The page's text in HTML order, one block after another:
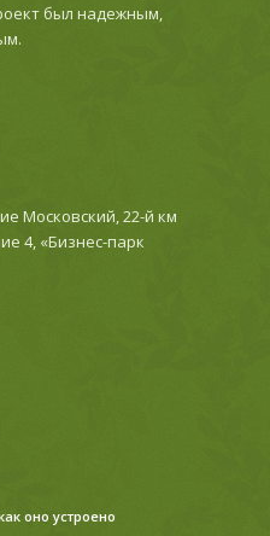
был надежным,
Московский, 22-й км
4, «Бизнес-парк
оно устроено